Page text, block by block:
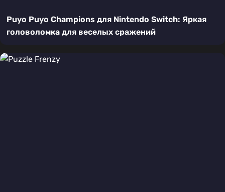
Puyo Puyo Champions для Nintendo Switch: Яркая
головоломка для веселых сражений